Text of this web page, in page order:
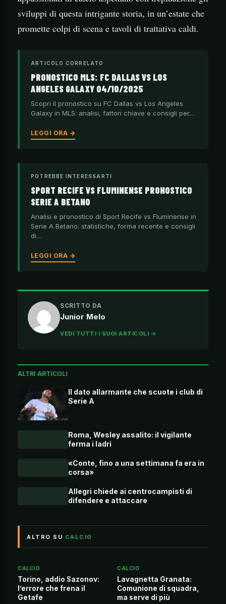
sviluppi di questa intrigante storia, in un’estate che
promette colpi di scena e tavoli di trattativa caldi.
ARTICOLO CORRELATO
PRONOSTICO MLS: FC DALLAS VS LOS
ANGELES GALAXY 04/10/2025
Scopri il pronostico su FC Dallas vs Los Angeles
Galaxy in MLS: analisi, fattori chiave e consigli per…
LEGGI ORA →
POTREBBE INTERESSARTI
SPORT RECIFE VS FLUMINENSE PRONOSTICO
SERIE A BETANO
Analisi e pronostico di Sport Recife vs Fluminense in
Serie A Betano: statistiche, forma recente e consigli
di…
LEGGI ORA →
SCRITTO DA
Junior Melo
VEDI TUTTI I SUOI ARTICOLI →
ALTRI ARTICOLI
Il dato allarmante che scuote i club di
Serie A
Roma, Wesley assalito: il vigilante
ferma i ladri
«Conte, fino a una settimana fa era in
corsa»
Allegri chiede ai centrocampisti di
difendere e attaccare
ALTRO SU CALCIO
CALCIO
Torino, addio Sazonov:
l’errore che frena il
Getafe
CALCIO
Lavagnetta Granata:
Comunione di squadra,
ma serve di più